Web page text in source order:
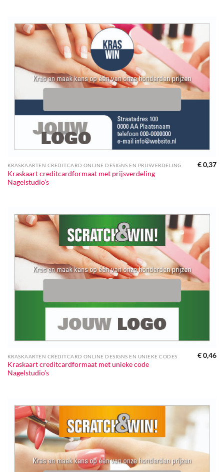
KRASKAARTEN CREDITCARD ONLINE DESIGNS EN PRIJSVERDELING
Kraskaart creditcardformaat met prijsverdeling
Nagelstudio’s
€0,37
KRASKAARTEN CREDITCARD ONLINE DESIGNS EN UNIEKE CODES
Kraskaart creditcardformaat met unieke code
Nagelstudio’s
€0,46